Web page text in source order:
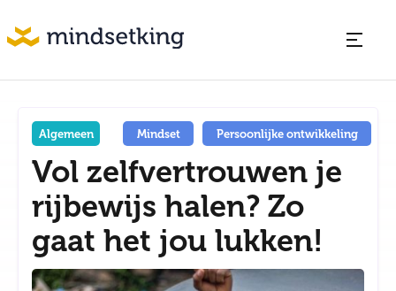
Algemeen Mindset Persoonlijke ontwikkeling
Vol zelfvertrouwen je
rijbewijs halen? Zo
gaat het jou lukken!